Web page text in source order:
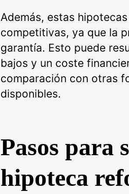
Además, estas
competitivas, ya que la
garantía. Esto puede
bajos y un coste
comparación con otras
disponibles.
Pasos para
hipoteca